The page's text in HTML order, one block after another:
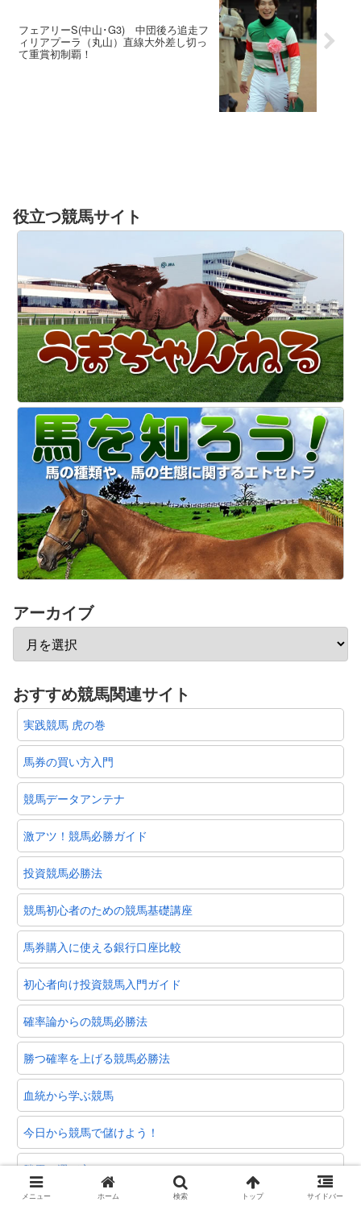
フェアリーS(中山･G3) 中団後ろ追走フ
ィリアプーラ（丸山）直線大外差し切っ
て重賞初制覇！
役立つ競馬サイト
アーカイブ
おすすめ競馬関連サイト
実践競馬 虎の巻
馬券の買い方入門
競馬データアンテナ
激アツ！競馬必勝ガイド
投資競馬必勝法
競馬初心者のための競馬基礎講座
馬券購入に使える銀行口座比較
初心者向け投資競馬入門ガイド
確率論からの競馬必勝法
勝つ確率を上げる競馬必勝法
血統から学ぶ競馬
今日から競馬で儲けよう！
勝馬の選び方
メニュー ホーム 検索 トップ サイドバー